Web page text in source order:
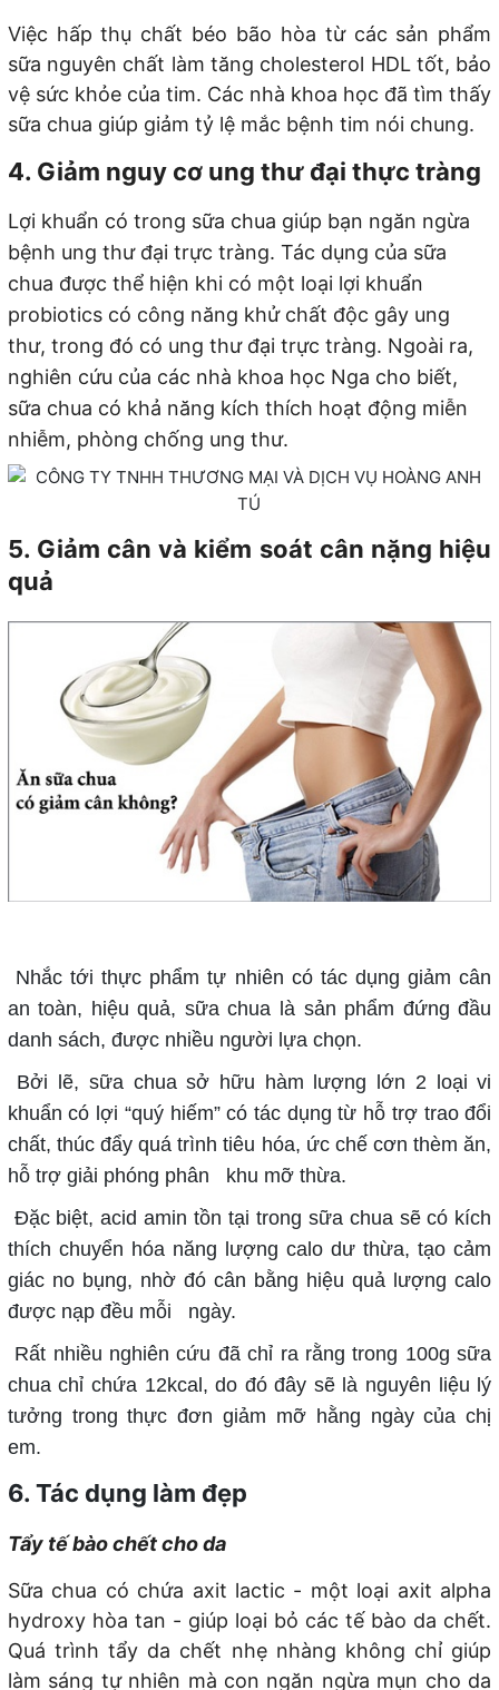
Việc hấp thụ chất béo bão hòa từ các sản phẩm
sữa nguyên chất làm tăng cholesterol HDL tốt, bảo
vệ sức khỏe của tim. Các nhà khoa học đã tìm thấy
sữa chua giúp giảm tỷ lệ mắc bệnh tim nói chung.
4. Giảm nguy cơ ung thư đại thực tràng
Lợi khuẩn có trong sữa chua giúp bạn ngăn ngừa
bệnh ung thư đại trực tràng. Tác dụng của sữa
chua được thể hiện khi có một loại lợi khuẩn
probiotics có công năng khử chất độc gây ung
thư, trong đó có ung thư đại trực tràng. Ngoài ra,
nghiên cứu của các nhà khoa học Nga cho biết,
sữa chua có khả năng kích thích hoạt động miễn
nhiễm, phòng chống ung thư.
5. Giảm cân và kiểm soát cân nặng hiệu
quả
Nhắc tới thực phẩm tự nhiên có tác dụng giảm cân
an toàn, hiệu quả, sữa chua là sản phẩm đứng đầu
danh sách, được nhiều người lựa chọn.
Bởi lẽ, sữa chua sở hữu hàm lượng lớn 2 loại vi
khuẩn có lợi “quý hiếm” có tác dụng từ hỗ trợ trao đổi
chất, thúc đẩy quá trình tiêu hóa, ức chế cơn thèm ăn,
hỗ trợ giải phóng phân khu mỡ thừa.
Đặc biệt, acid amin tồn tại trong sữa chua sẽ có kích
thích chuyển hóa năng lượng calo dư thừa, tạo cảm
giác no bụng, nhờ đó cân bằng hiệu quả lượng calo
được nạp đều mỗi ngày.
Rất nhiều nghiên cứu đã chỉ ra rằng trong 100g sữa
chua chỉ chứa 12kcal, do đó đây sẽ là nguyên liệu lý
tưởng trong thực đơn giảm mỡ hằng ngày của chị
em.
6. Tác dụng làm đẹp
Tẩy tế bào chết cho da
Sữa chua có chứa axit lactic - một loại axit alpha
hydroxy hòa tan - giúp loại bỏ các tế bào da chết.
Quá trình tẩy da chết nhẹ nhàng không chỉ giúp
làm sáng tự nhiên mà con ngăn ngừa mụn cho da